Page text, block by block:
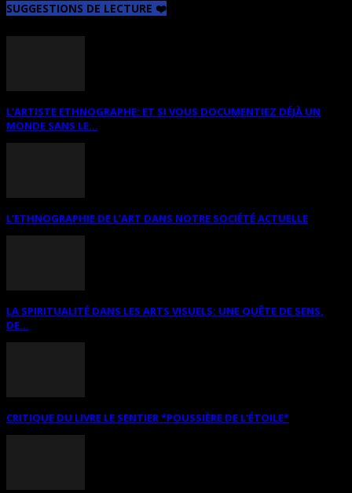
SUGGESTIONS DE LECTURE ❤️
L’ARTISTE ETHNOGRAPHE: ET SI VOUS DOCUMENTIEZ DÉJÀ UN
MONDE SANS LE...
L’ETHNOGRAPHIE DE L’ART DANS NOTRE SOCIÉTÉ ACTUELLE
LA SPIRITUALITÉ DANS LES ARTS VISUELS: UNE QUÊTE DE SENS,
DE...
CRITIQUE DU LIVRE LE SENTIER *POUSSIÈRE DE L’ÉTOILE*